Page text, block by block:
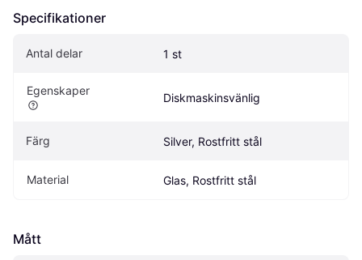
Specifikationer
Antal delar 1 st
Egenskaper
Diskmaskinsvänlig
Färg Silver, Rostfritt stål
Material Glas, Rostfritt stål
Mått